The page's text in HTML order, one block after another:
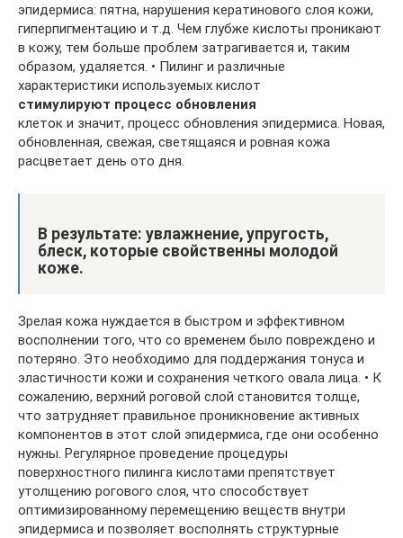
эпидермиса: пятна, нарушения кератинового слоя кожи,
гиперпигментацию и т.д. Чем глубже кислоты проникают
в кожу, тем больше проблем затрагивается и, таким
образом, удаляется. • Пилинг и различные
характеристики используемых кислот
стимулируют процесс обновления
клеток и значит, процесс обновления эпидермиса. Новая,
обновленная, свежая, светящаяся и ровная кожа
расцветает день ото дня.
В результате: увлажнение, упругость,
блеск, которые свойственны молодой
коже.
Зрелая кожа нуждается в быстром и эффективном
восполнении того, что со временем было повреждено и
потеряно. Это необходимо для поддержания тонуса и
эластичности кожи и сохранения четкого овала лица. • К
сожалению, верхний роговой слой становится толще,
что затрудняет правильное проникновение активных
компонентов в этот слой эпидермиса, где они особенно
нужны. Регулярное проведение процедуры
поверхностного пилинга кислотами препятствует
утолщению рогового слоя, что способствует
оптимизированному перемещению веществ внутри
эпидермиса и позволяет восполнять структурные